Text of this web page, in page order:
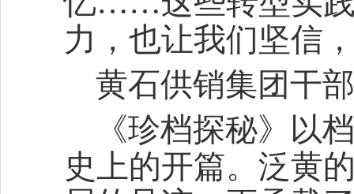
力，也让我们坚信
黄石供销集团干
《珍档探秘》以
史上的开篇。泛黄